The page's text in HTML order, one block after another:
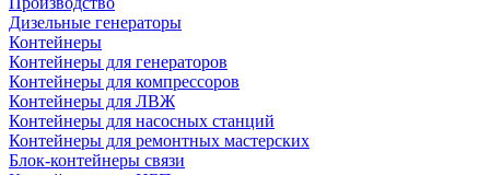
Дизельные генераторы
Контейнеры
Контейнеры для генераторов
Контейнеры для компрессоров
Контейнеры для ЛВЖ
Контейнеры для насосных станций
Контейнеры для ремонтных мастерских
Блок-контейнеры связи